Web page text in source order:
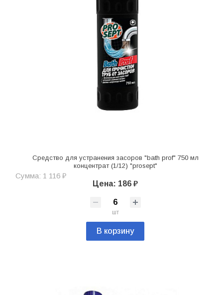
Средство для устранения засоров "bath prof" 750 мл
концентрат (1/12) "prosept"
Сумма: 1 116 ₽
Цена: 186 ₽
шт
В корзину